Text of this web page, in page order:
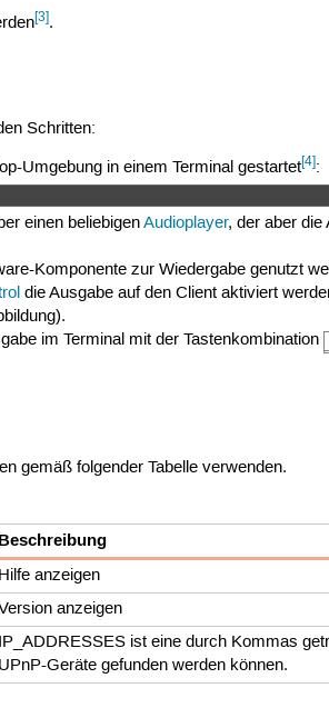
[3].
Schritten:
Umgebung in einem Terminal gestartet[4]:
einen beliebigenAudioplayer, der aber die
Komponente zur Wiedergabe genutzt
die Ausgabe auf den Client aktiviert
im Terminal mit der Tastenkombination
gemäß folgender Tabelle verwenden.
Beschreibung
Hilfe anzeigen
anzeigen
IP_ADDRESSES ist eine durch Kommas
UPnP-Geräte gefunden werden können.